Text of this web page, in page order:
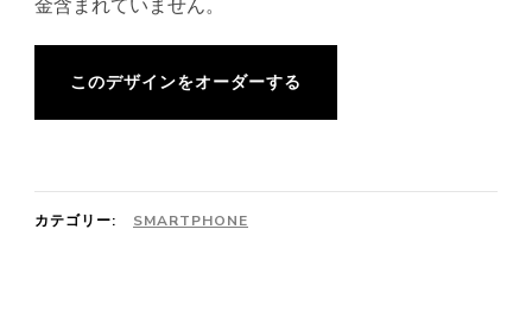
金含まれていません。
このデザインをオーダーする
カテゴリー: SMARTPHONE